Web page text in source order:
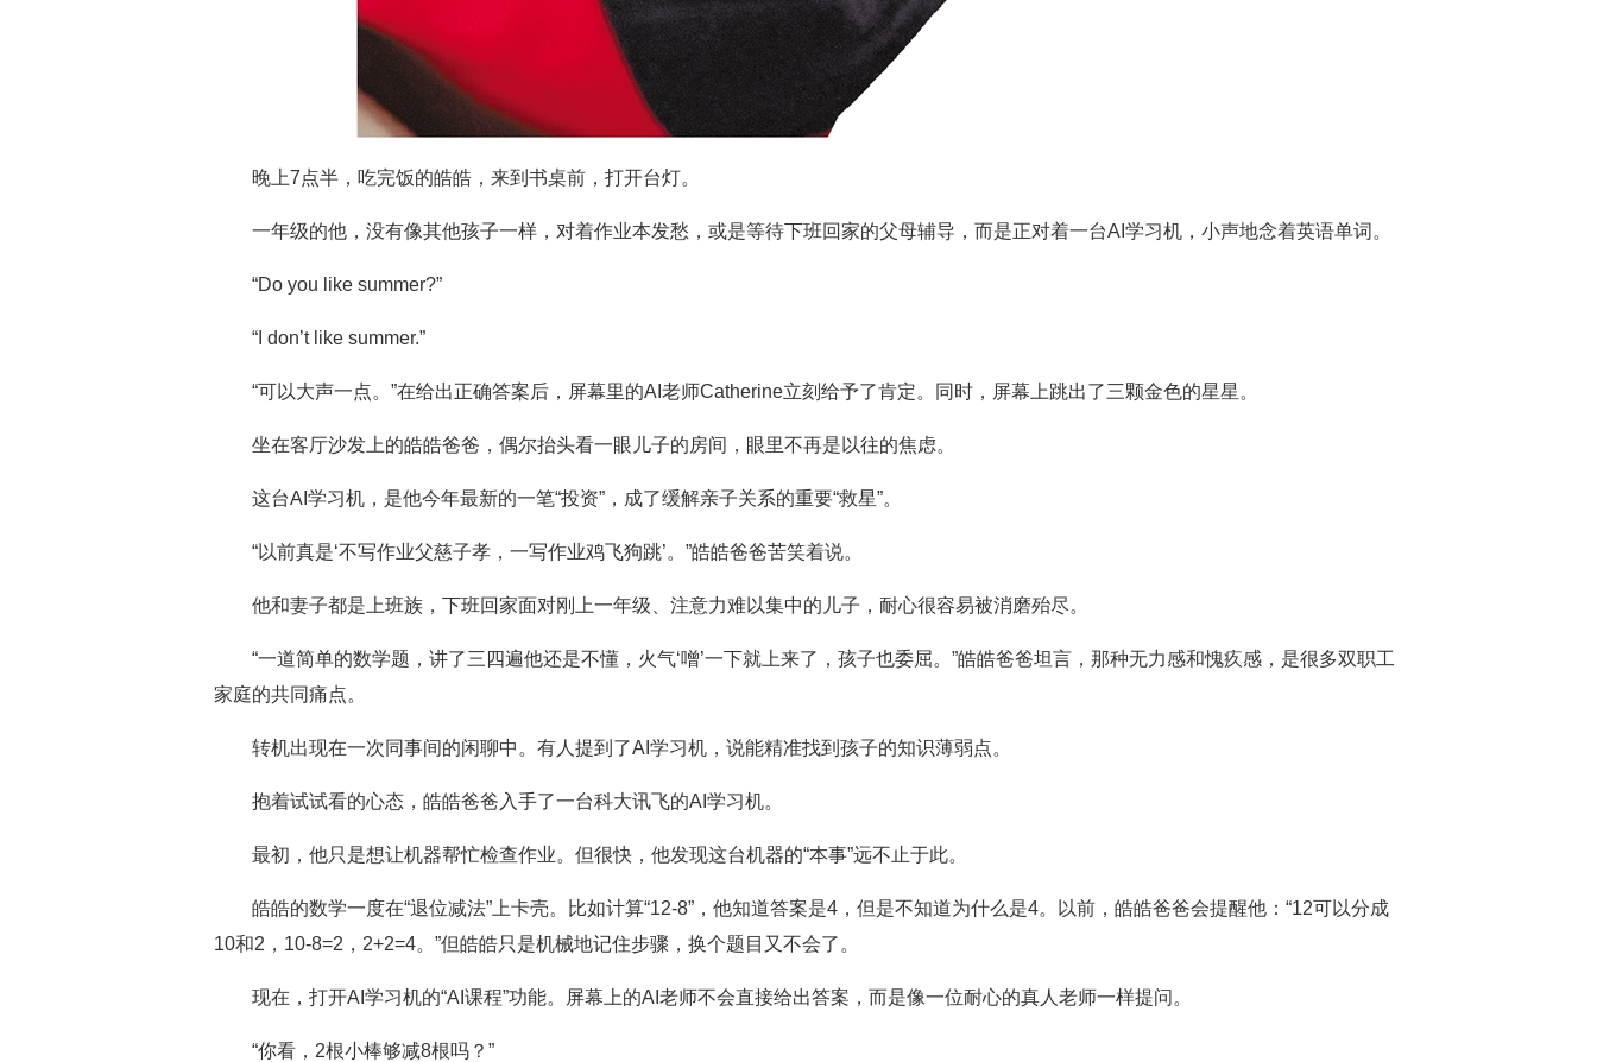
晚上7点半，吃完饭的皓皓，来到书桌前，打开台灯。
一年级的他，没有像其他孩子一样，对着作业本发愁，或是等待下班回家的父母辅导，而是正对着一台AI学习机，小声地念着英语单词。
“Do you like summer?”
“I don’t like summer.”
“可以大声一点。”在给出正确答案后，屏幕里的AI老师Catherine立刻给予了肯定。同时，屏幕上跳出了三颗金色的星星。
坐在客厅沙发上的皓皓爸爸，偶尔抬头看一眼儿子的房间，眼里不再是以往的焦虑。
这台AI学习机，是他今年最新的一笔“投资”，成了缓解亲子关系的重要“救星”。
“以前真是‘不写作业父慈子孝，一写作业鸡飞狗跳’。”皓皓爸爸苦笑着说。
他和妻子都是上班族，下班回家面对刚上一年级、注意力难以集中的儿子，耐心很容易被消磨殆尽。
“一道简单的数学题，讲了三四遍他还是不懂，火气‘噌’一下就上来了，孩子也委屈。”皓皓爸爸坦言，那种无力感和愧疚感，是很多双职工
家庭的共同痛点。
转机出现在一次同事间的闲聊中。有人提到了AI学习机，说能精准找到孩子的知识薄弱点。
抱着试试看的心态，皓皓爸爸入手了一台科大讯飞的AI学习机。
最初，他只是想让机器帮忙检查作业。但很快，他发现这台机器的“本事”远不止于此。
皓皓的数学一度在“退位减法”上卡壳。比如计算“12-8”，他知道答案是4，但是不知道为什么是4。以前，皓皓爸爸会提醒他：“12可以分成
10和2，10-8=2，2+2=4。”但皓皓只是机械地记住步骤，换个题目又不会了。
现在，打开AI学习机的“AI课程”功能。屏幕上的AI老师不会直接给出答案，而是像一位耐心的真人老师一样提问。
“你看，2根小棒够减8根吗？”